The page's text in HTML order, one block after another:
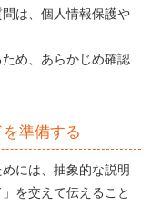
は、個人情報保護や
め、あらかじめ確認
準備する
には、抽象的な説明
を交えて伝えること